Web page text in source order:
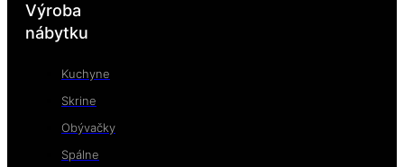
Výroba
nábytku
Kuchyne
Skrine
Obývačky
Spálne